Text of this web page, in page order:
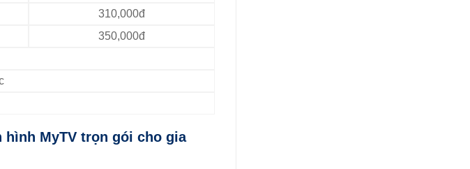
310,000đ
350,000đ
hình MyTV trọn gói cho gia